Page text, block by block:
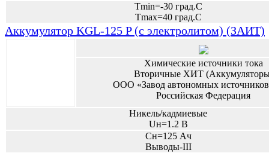
Tmin=-30 град.С
Tmax=40 град.С
Аккумулятор KGL-125 P (с электролитом) (ЗАИТ)
Химические источники тока
Вторичные ХИТ
ООО «Завод автономных источников
Российская Федерация
Никель/кадмиевые
Uн=1.2 В
Сн=125 Ач
Выводы-III